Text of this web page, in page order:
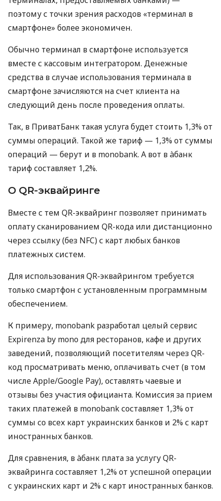
поэтому с точки зрения расходов «терминал в
смартфоне» более экономичен.
Обычно терминал в смартфоне используется
вместе с кассовым интегратором. Денежные
средства в случае использования терминала в
смартфоне зачисляются на счет клиента на
следующий день после проведения оплаты.
Так, в ПриватБанк такая услуга будет стоить 1,3% от
суммы операций. Такой же тариф — 1,3% от суммы
операций — берут и в monobank. А вот в àбанк
тариф составляет 1,2%.
О QR-эквайринге
Вместе с тем QR-эквайринг позволяет принимать
оплату сканированием QR-кода или дистанционно
через ссылку (без NFC) с карт любых банков
платежных систем.
Для использования QR-эквайрингом требуется
только смартфон с установленным программным
обеспечением.
К примеру, monobank разработал целый сервис
Expirenza by mono для ресторанов, кафе и других
заведений, позволяющий посетителям через QR-
код просматривать меню, оплачивать счет (в том
числе Apple/Google Pay), оставлять чаевые и
отзывы без участия официанта. Комиссия за прием
таких платежей в monobank составляет 1,3% от
суммы со всех карт украинских банков и 2% с карт
иностранных банков.
Для сравнения, в àбанк плата за услугу QR-
эквайринга составляет 1,2% от успешной операции
с украинских карт и 2% с карт иностранных банков.